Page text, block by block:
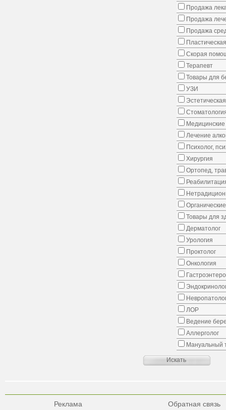
Продажа
Продажа
Продажа
Скорая
Терапевт
Товары для
УЗИ
Медицинские
Лечение
Психолог,
Хирургия
Ортопед,
Товары для
Дерматолог
Урология
Проктолог
Онкология
ЛОР
Ведение
Аллерголог
Мануальный
Реклама Обратная связь